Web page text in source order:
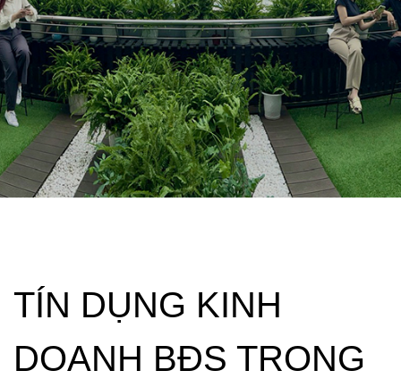
TÍN DỤNG KINH
DOANH BĐS TRONG